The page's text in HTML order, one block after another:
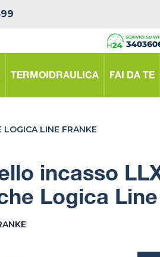
TERMOIDRAULICA FAI DA TE
LINE FRANKE
incasso
Logica